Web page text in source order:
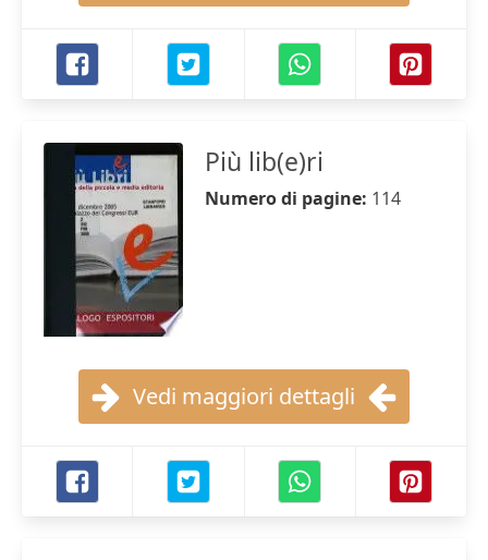
Più lib(e)ri
Numero di pagine: 114
Vedi maggiori dettagli